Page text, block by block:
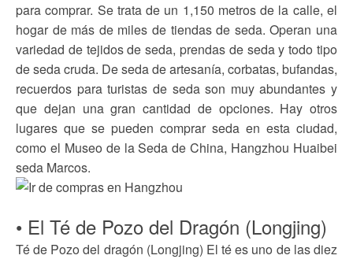
para comprar. Se trata de un 1,150 metros de la calle, el
hogar de más de miles de tiendas de seda. Operan una
variedad de tejidos de seda, prendas de seda y todo tipo
de seda cruda. De seda de artesanía, corbatas, bufandas,
recuerdos para turistas de seda son muy abundantes y
que dejan una gran cantidad de opciones. Hay otros
lugares que se pueden comprar seda en esta ciudad,
como el Museo de la Seda de China, Hangzhou Huaibei
seda Marcos.
• El Té de Pozo del Dragón (Longjing)
Té de Pozo del dragón (Longjing) El té es uno de las diez